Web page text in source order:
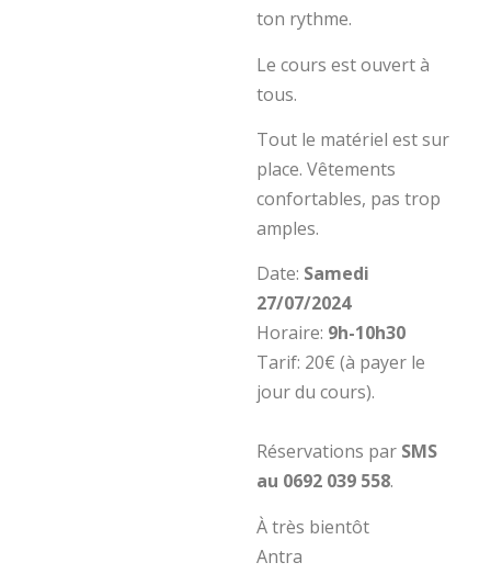
ton rythme.
Le cours est ouvert à
tous.
Tout le matériel est sur
place. Vêtements
confortables, pas trop
amples.
Date: Samedi
27/07/2024
Horaire: 9h-10h30
Tarif: 20€ (à payer le
jour du cours).
Réservations par SMS
au 0692 039 558.
À très bientôt
Antra